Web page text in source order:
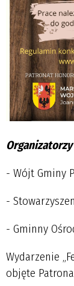
- Wójt Gminy
-
- Gminny
Wydarzenie
objęte